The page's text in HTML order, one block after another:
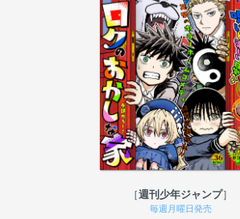
週刊少年ジャンプ
毎週月曜日発売